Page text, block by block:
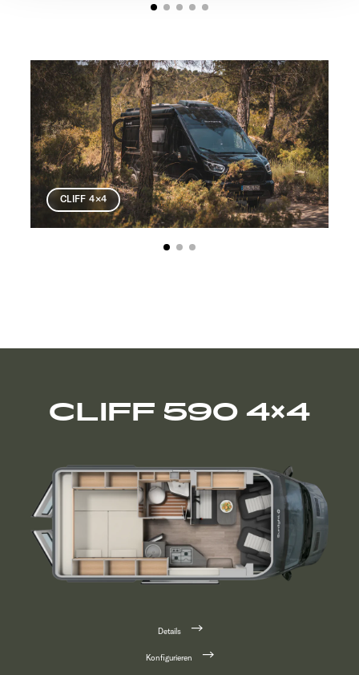
CLIFF 4×4
CLIFF 590 4×4
Details
Konfigurieren